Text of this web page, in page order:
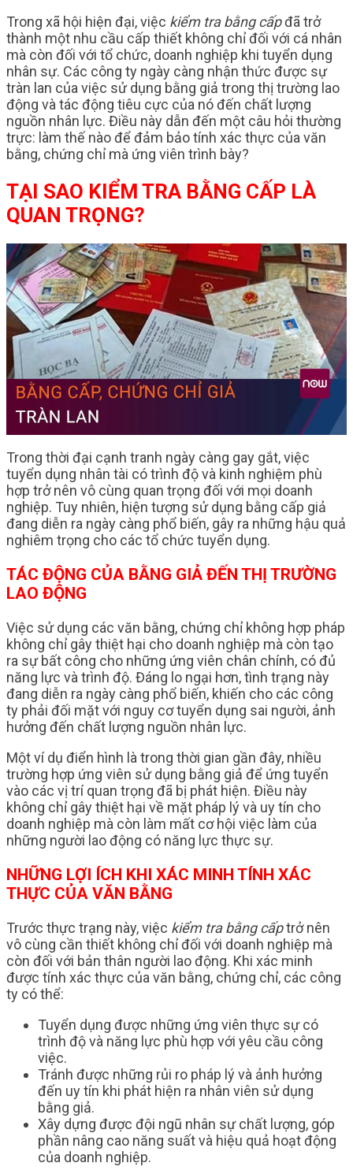
Trong xã hội hiện đại, việc kiểm tra bằng cấpđã trở
thành một nhu cầu cấp thiết không chỉ đối với cá nhân
mà còn đối với tổ chức, doanh nghiệp khi tuyển dụng
nhân sự. Các công ty ngày càng nhận thức được sự
tràn lan của việc sử dụng bằng giả trong thị trường lao
động và tác động tiêu cực của nó đến chất lượng
nguồn nhân lực. Điều này dẫn đến một câu hỏi thường
trực: làm thế nào để đảm bảo tính xác thực của văn
bằng, chứng chỉ mà ứng viên trình bày?
TẠI SAO KIỂM TRA BẰNG CẤP LÀ
QUAN TRỌNG?
Trong thời đại cạnh tranh ngày càng gay gắt, việc
tuyển dụng nhân tài có trình độ và kinh nghiệm phù
hợp trở nên vô cùng quan trọng đối với mọi doanh
nghiệp. Tuy nhiên, hiện tượng sử dụng bằng cấp giả
đang diễn ra ngày càng phổ biến, gây ra những hậu quả
nghiêm trọng cho các tổ chức tuyển dụng.
TÁC ĐỘNG CỦA BẰNG GIẢ ĐẾN THỊ TRƯỜNG
LAO ĐỘNG
Việc sử dụng các văn bằng, chứng chỉ không hợp pháp
không chỉ gây thiệt hại cho doanh nghiệp mà còn tạo
ra sự bất công cho những ứng viên chân chính, có đủ
năng lực và trình độ. Đáng lo ngại hơn, tình trạng này
đang diễn ra ngày càng phổ biến, khiến cho các công
ty phải đối mặt với nguy cơ tuyển dụng sai người, ảnh
hưởng đến chất lượng nguồn nhân lực.
Một ví dụ điển hình là trong thời gian gần đây, nhiều
trường hợp ứng viên sử dụng bằng giả để ứng tuyển
vào các vị trí quan trọng đã bị phát hiện. Điều này
không chỉ gây thiệt hại về mặt pháp lý và uy tín cho
doanh nghiệp mà còn làm mất cơ hội việc làm của
những người lao động có năng lực thực sự.
NHỮNG LỢI ÍCH KHI XÁC MINH TÍNH XÁC
THỰC CỦA VĂN BẰNG
Trước thực trạng này, việc kiểm tra bằng cấptrở nên
vô cùng cần thiết không chỉ đối với doanh nghiệp mà
còn đối với bản thân người lao động. Khi xác minh
được tính xác thực của văn bằng, chứng chỉ, các công
ty có thể:
Tuyển dụng được những ứng viên thực sự có
trình độ và năng lực phù hợp với yêu cầu công
việc.
Tránh được những rủi ro pháp lý và ảnh hưởng
đến uy tín khi phát hiện ra nhân viên sử dụng
bằng giả.
Xây dựng được đội ngũ nhân sự chất lượng, góp
phần nâng cao năng suất và hiệu quả hoạt động
của doanh nghiệp.